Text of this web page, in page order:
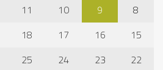
8
9
10
11
15
16
17
18
22
23
24
25